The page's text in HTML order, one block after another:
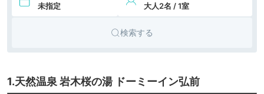
未指定 大人2名 / 1室
検索する
1.天然温泉 岩木桜の湯 ドーミーイン弘前